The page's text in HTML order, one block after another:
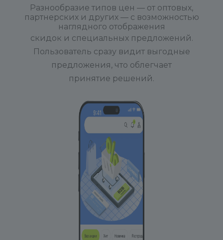
Разнообразие типов цен — от оптовых,
партнерских и других — с возможностью
наглядного отображения
скидок и специальных предложений.
Пользователь сразу видит выгодные
предложения, что облегчает
принятие решений.